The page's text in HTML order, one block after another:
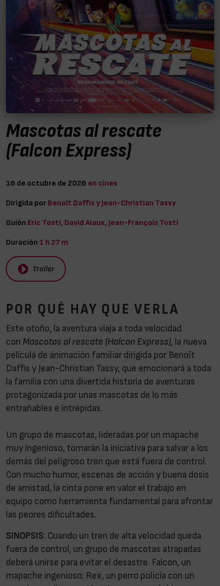
Mascotas al rescate
(Falcon Express)
16 de octubre de 2026 en cines
Dirigida por Benoît Daffis y Jean-Christian Tassy
Guión Eric Tosti, David Alaux, Jean-François Tosti
Duración 1 h 27 m
Trailer
POR QUÉ HAY QUE VERLA
Este otoño, la aventura viaja a toda velocidad
con Mascotas al rescate (Halcon Express), la nueva
película de animación familiar dirigida por Benoît
Daffis y Jean-Christian Tassy, que emocionará a toda
la familia con una divertida historia de aventuras
protagonizada por unas mascotas de lo más
entrañables e intrépidas.
Un grupo de mascotas, lideradas por un mapache
muy ingenioso, tomarán la iniciativa para salvar a los
demás del peligroso tren que está fuera de control.
Con mucho humor, escenas de acción y buena dosis
de amistad, la cinta pone en valor el trabajo en
equipo como herramienta fundamental para afrontar
las peores dificultades.
SINOPSIS: Cuando un tren de alta velocidad queda
fuera de control, un grupo de mascotas atrapadas
deberá unirse para evitar el desastre. Falcon, un
mapache ingenioso; Rex, un perro policía con un